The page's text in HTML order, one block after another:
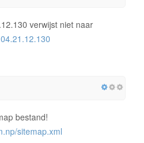
verwijst niet naar
bestand!
sitemap.xml